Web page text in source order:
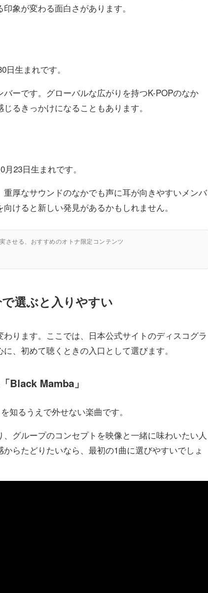
象が変わる面白さがあります。
生まれです。
ーです。グローバルな広がりを持つK-POPのなか
るきっかけになることもあります。
23日生まれです。
厚なサウンドのなかでも声に耳が向きやすいメンバ
けると新しい発見があるかもしれません。
させる、おすすめのオトナ限定コンテンツ
選ぶと入りやすい
わります。ここでは、日本公式サイトのディスコグラ
、初めて聴くときの入口として選びます。
Black Mamba」
知るうえで外せない楽曲です。
グループのコンセプトを映像と一緒に味わいたい人
らたどりたいなら、最初の1曲に選びやすいでしょ